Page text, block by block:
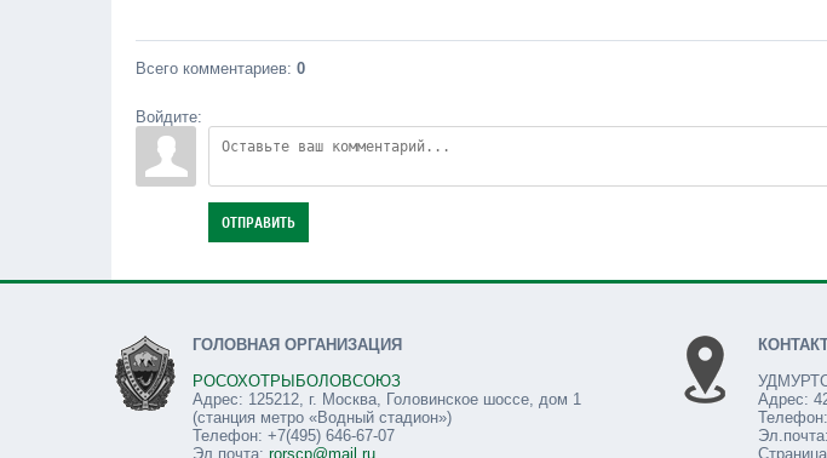
Всего комментариев: 0
Войдите:
ОТПРАВИТЬ
ГОЛОВНАЯ ОРГАНИЗАЦИЯ
РОСОХОТРЫБОЛОВСОЮЗ
Адрес: 125212, г. Москва, Головинское шоссе, дом 1
(станция метро «Водный стадион»)
Телефон: +7(495) 646-67-07
Эл.почта: rorscp@mail.ru
Адрес:
Эл.почта: